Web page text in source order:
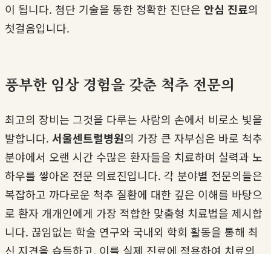
이 됩니다. 첨단 기술을 통한 정확한 진단은 안심 진료의
첫걸음입니다.
풍부한 임상 경험을 갖춘 척추 전문의
최고의 장비는 그것을 다루는 사람의 손에서 비로소 빛을
발합니다. 서울센트럴병원의 가장 큰 자부심은 바로 척추
분야에서 오랜 시간 수많은 환자들을 치료하며 실력과 노
하우를 쌓아온 전문 의료진입니다. 각 분야별 전문의들은
복잡하고 까다로운 척추 질환에 대한 깊은 이해를 바탕으
로 환자 개개인에게 가장 적합한 맞춤형 치료법을 제시합
니다. 끊임없는 학술 연구와 국내외 학회 활동을 통해 최
신 지견을 습득하고, 이를 실제 진료에 적용하여 치료의